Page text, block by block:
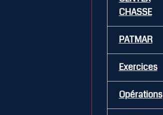
CHASSE
PATMAR
Exercices
Opérations